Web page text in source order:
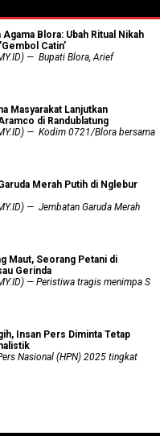
Blora: Ubah Ritual Nikah
Catin'
— Bupati Blora, Arief
Masyarakat Lanjutkan
di Randublatung
— Kodim 0721/Blora bersama
Merah Putih di Nglebur
— Jembatan Garuda Merah
Maut, Seorang Petani di
Gerinda
— Peristiwa tragis menimpa S
Insan Pers Diminta Tetap
Nasional (HPN) 2025 tingkat